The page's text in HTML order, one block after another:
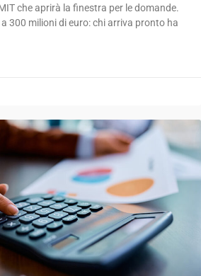
che aprirà la finestra per le domande.
300 milioni di euro: chi arriva pronto ha